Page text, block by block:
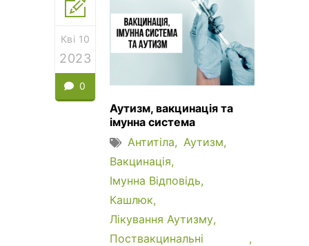
Кві 10
2023
0
Аутизм, вакцинація та
імунна система
Антитіла
Аутизм
Вакцинація
Імунна Відповідь
Кашлюк
Лікування Аутизму
Поствакцинальні